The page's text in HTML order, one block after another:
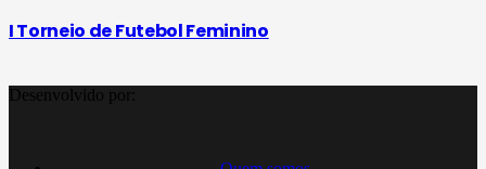
I Torneio de Futebol Feminino
Desenvolvido por: